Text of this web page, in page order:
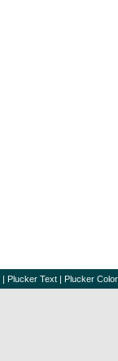
| Plucker Text | Plucker Color